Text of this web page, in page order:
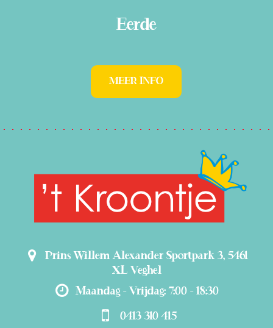
Eerde
MEER INFO
Prins Willem Alexander Sportpark 3, 5461
XL Veghel
Maandag - Vrijdag: 7:00 - 18:30
0413 310 415